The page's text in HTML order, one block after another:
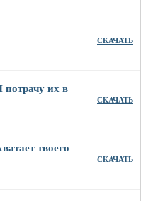
СКАЧАТЬ
потрачу их в
СКАЧАТЬ
твоего
СКАЧАТЬ